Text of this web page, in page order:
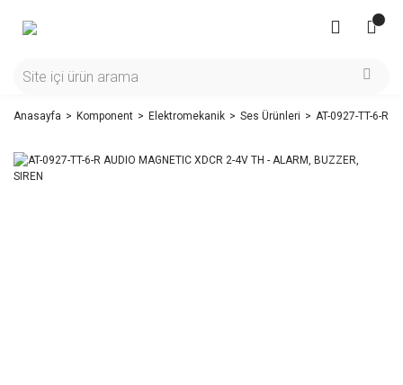
Anasayfa Komponent Elektromekanik Ses Ürünleri AT-0927-TT-6-R